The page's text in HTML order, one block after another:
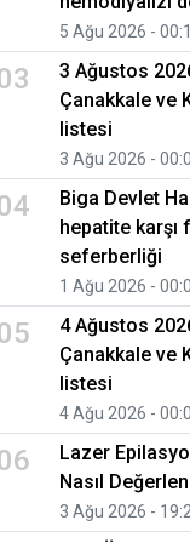
5 Ağu 2026 -
3 Ağustos
Çanakkale ve
listesi
3 Ağu 2026 -
Biga Devlet
hepatite karşı
seferberliği
1 Ağu 2026 -
4 Ağustos
Çanakkale ve
listesi
4 Ağu 2026 -
Lazer
Nasıl
3 Ağu 2026 -